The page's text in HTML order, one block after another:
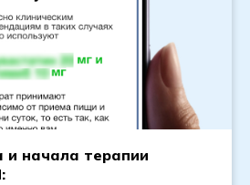
и начала терапии